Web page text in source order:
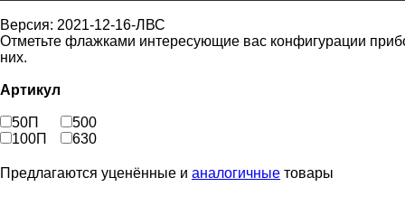
Версия: 2021-12-16-ЛВС
Отметьте флажками интересующие вас конфигурации
них.
Артикул
50П
100П
500
630
Предлагаются уценённые и аналогичные товары